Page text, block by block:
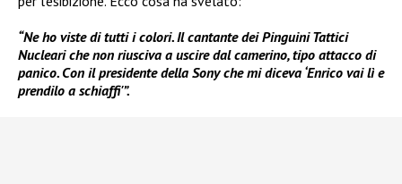
“Ne ho viste di tutti i colori. Il cantante dei Pinguini Tattici
Nucleari che non riusciva a uscire dal camerino, tipo attacco di
panico. Con il presidente della Sony che mi diceva ‘Enrico vai lì e
prendilo a schiaffi'”.